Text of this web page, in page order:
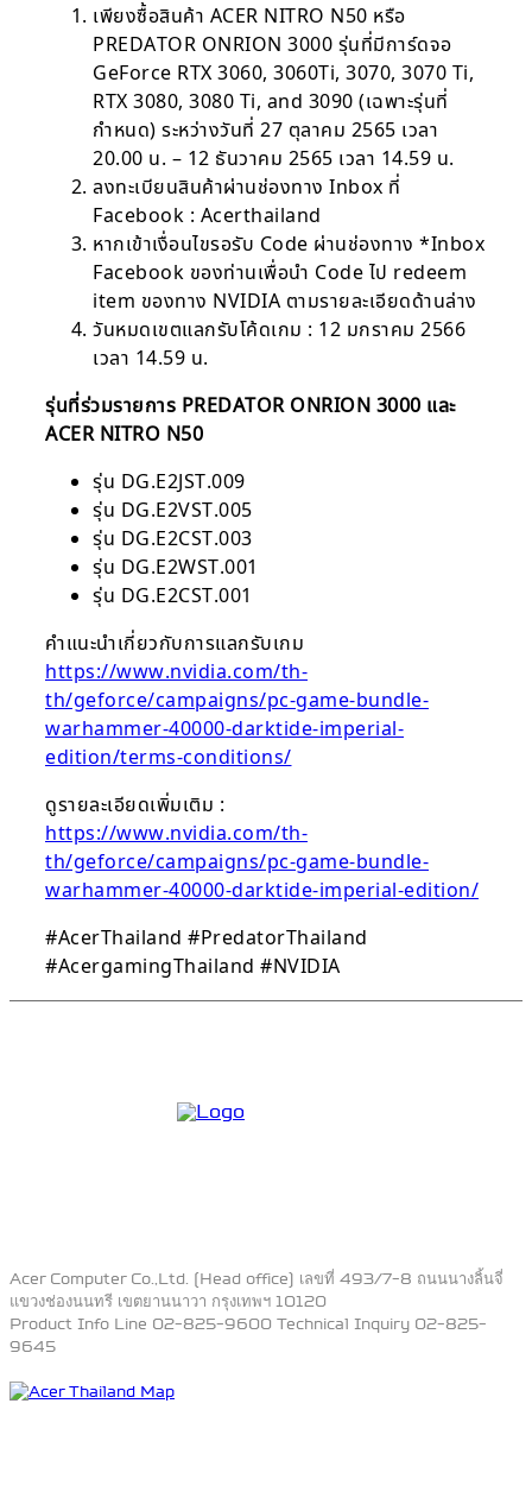
เพียงซื้อสินค้า ACER NITRO N50 หรือ
PREDATOR ONRION 3000 รุ่นที่มีการ์ดจอ
GeForce RTX 3060, 3060Ti, 3070, 3070 Ti,
RTX 3080, 3080 Ti, and 3090 (เฉพาะรุ่นที่
กำหนด) ระหว่างวันที่ 27 ตุลาคม 2565 เวลา
20.00 น. – 12 ธันวาคม 2565 เวลา 14.59 น.
ลงทะเบียนสินค้าผ่านช่องทาง Inbox ที่
Facebook : Acerthailand
หากเข้าเงื่อนไขรอรับ Code ผ่านช่องทาง *Inbox
Facebook ของท่านเพื่อนำ Code ไป redeem
item ของทาง NVIDIA ตามรายละเอียดด้านล่าง
วันหมดเขตแลกรับโค้ดเกม : 12 มกราคม 2566
เวลา 14.59 น.
รุ่นที่ร่วมรายการ PREDATOR ONRION 3000 และ
ACER NITRO N50
รุ่น DG.E2JST.009
รุ่น DG.E2VST.005
รุ่น DG.E2CST.003
รุ่น DG.E2WST.001
รุ่น DG.E2CST.001
คำแนะนำเกี่ยวกับการแลกรับเกม
https://www.nvidia.com/th-
th/geforce/campaigns/pc-game-bundle-
warhammer-40000-darktide-imperial-
edition/terms-conditions/
ดูรายละเอียดเพิ่มเติม :
https://www.nvidia.com/th-
th/geforce/campaigns/pc-game-bundle-
warhammer-40000-darktide-imperial-edition/
#AcerThailand #PredatorThailand
#AcergamingThailand #NVIDIA
Acer Computer Co.,Ltd. (Head office) เลขที่ 493/7-8 ถนนนางลิ้นจี่
แขวงช่องนนทรี เขตยานนาวา กรุงเทพฯ 10120
Product Info Line 02-825-9600 Technical Inquiry 02-825-
9645